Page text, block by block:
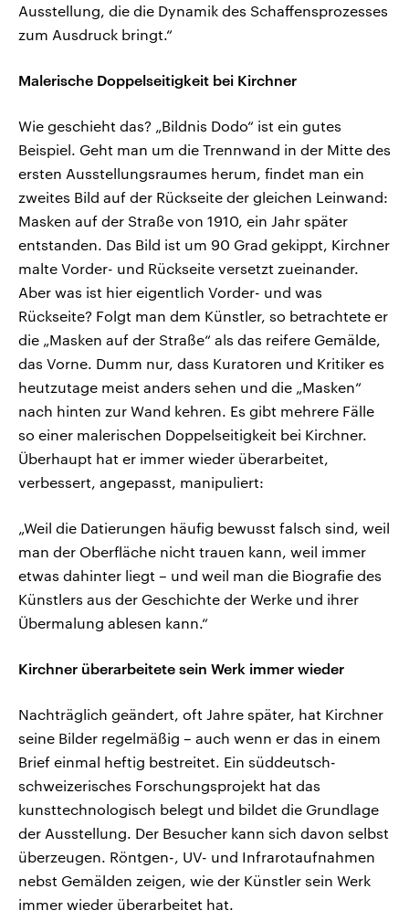
Ausstellung, die die Dynamik des Schaffensprozesses
zum Ausdruck bringt.“
Malerische Doppelseitigkeit bei Kirchner
Wie geschieht das? „Bildnis Dodo“ ist ein gutes
Beispiel. Geht man um die Trennwand in der Mitte des
ersten Ausstellungsraumes herum, findet man ein
zweites Bild auf der Rückseite der gleichen Leinwand:
Masken auf der Straße von 1910, ein Jahr später
entstanden. Das Bild ist um 90 Grad gekippt, Kirchner
malte Vorder- und Rückseite versetzt zueinander.
Aber was ist hier eigentlich Vorder- und was
Rückseite? Folgt man dem Künstler, so betrachtete er
die „Masken auf der Straße“ als das reifere Gemälde,
das Vorne. Dumm nur, dass Kuratoren und Kritiker es
heutzutage meist anders sehen und die „Masken“
nach hinten zur Wand kehren. Es gibt mehrere Fälle
so einer malerischen Doppelseitigkeit bei Kirchner.
Überhaupt hat er immer wieder überarbeitet,
verbessert, angepasst, manipuliert:
„Weil die Datierungen häufig bewusst falsch sind, weil
man der Oberfläche nicht trauen kann, weil immer
etwas dahinter liegt – und weil man die Biografie des
Künstlers aus der Geschichte der Werke und ihrer
Übermalung ablesen kann.“
Kirchner überarbeitete sein Werk immer wieder
Nachträglich geändert, oft Jahre später, hat Kirchner
seine Bilder regelmäßig – auch wenn er das in einem
Brief einmal heftig bestreitet. Ein süddeutsch-
schweizerisches Forschungsprojekt hat das
kunsttechnologisch belegt und bildet die Grundlage
der Ausstellung. Der Besucher kann sich davon selbst
überzeugen. Röntgen-, UV- und Infrarotaufnahmen
nebst Gemälden zeigen, wie der Künstler sein Werk
immer wieder überarbeitet hat.